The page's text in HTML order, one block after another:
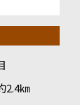
2.4㎞